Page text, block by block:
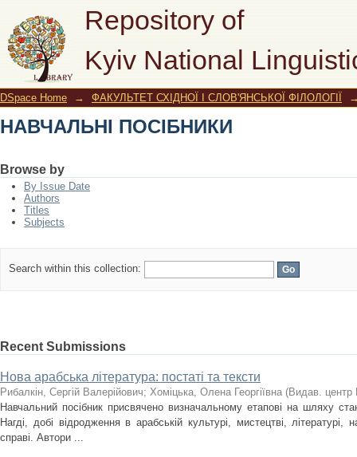
Repository of
Kyiv National
НАВЧАЛЬНІ ПОСІБНИКИ
DSpace Home → ФАКУЛЬТЕТ СХІДНОЇ І СЛОВ'ЯНСЬКОЇ ФІЛОЛОГІЇ
НАВЧАЛЬНІ ПОСІБНИКИ
Browse by
By Issue Date
Authors
Titles
Subjects
Search within this collection:
Recent Submissions
Нова арабська література: постаті та тексти
Рибалкін, Сергій Валерійович; Хоміцька, Олена Георгіївна (Видав. центр
Навчальний посібник присвячено визначальному етапові на шляху
Нагді, добі відродження в арабській культурі, мистецтві, літературі,
справі. Автори ...